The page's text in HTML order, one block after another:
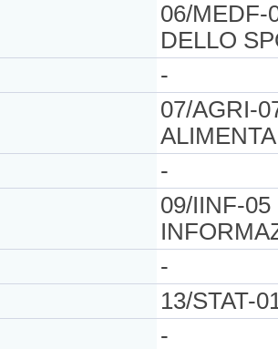
06/MEDF-
DELLO
-
07/AGRI-
-
09/IINF-
-
13/STAT-
-